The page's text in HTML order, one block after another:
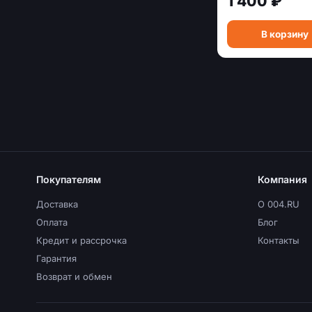
В корзину
Покупателям
Доставка
Оплата
Кредит и рассрочка
Гарантия
Возврат и обмен
Компания
О 004.RU
Блог
Контакты